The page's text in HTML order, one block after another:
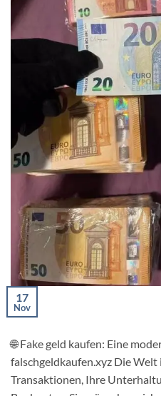
17
Nov
🌐 Fake geld kaufen: Eine
falschgeldkaufen.xyz Die
Transaktionen, Ihre